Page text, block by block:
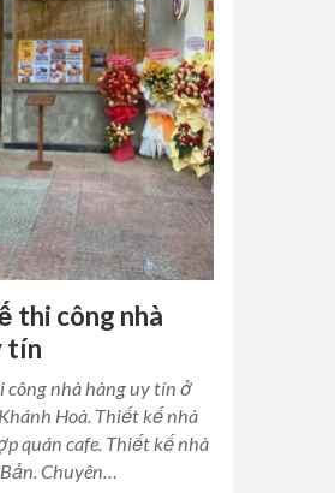
thi công nhà
tín
công nhà hàng uy tín ở
Hoà. Thiết kế nhà
quán cafe. Thiết kế nhà
Chuyên…